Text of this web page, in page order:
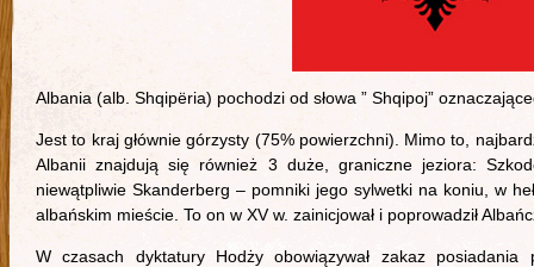
Albania (alb. Shqipëria) pochodzi od słowa ” Shqipoj”
Jest to kraj głównie górzysty (75% powierzchni). Mimo to,
Albanii znajdują się również 3 duże, graniczne jeziora:
niewątpliwie Skanderberg – pomniki jego sylwetki na koniu, w
albańskim mieście. To on w XV w. zainicjował i poprowadził
W czasach dyktatury Hodży obowiązywał zakaz